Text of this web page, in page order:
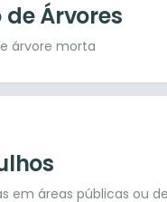
de Árvores
árvore morta
em áreas públicas ou